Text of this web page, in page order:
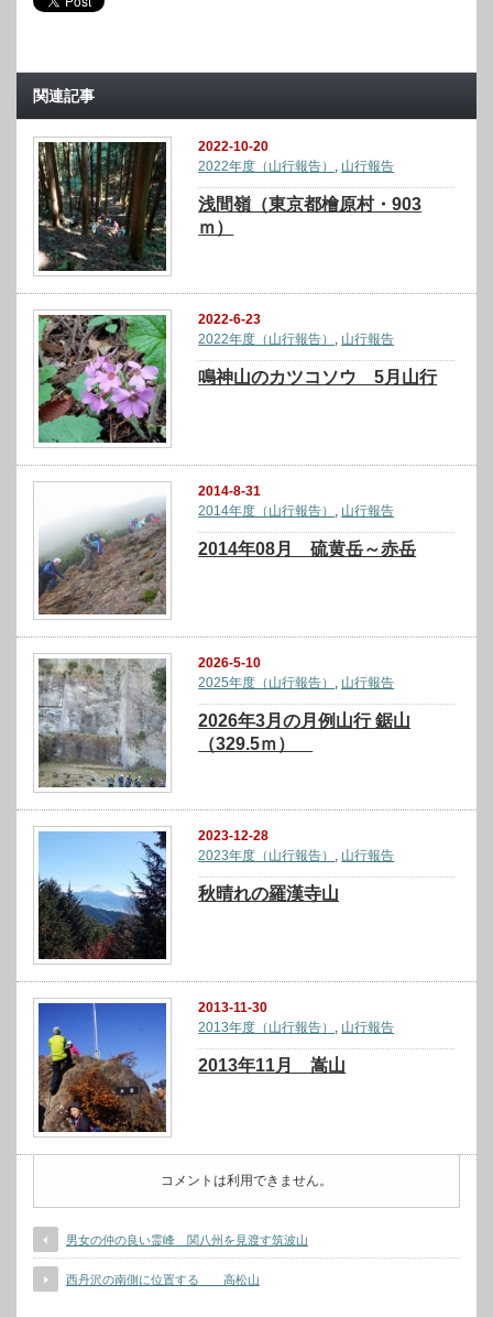
関連記事
2022-10-20
2022年度（山行報告） , 山行報告
浅間嶺（東京都檜原村・903
ｍ）
2022-6-23
2022年度（山行報告）
山行報告
鳴神山のカツコソウ 5月山行
2014-8-31
2014年度（山行報告） , 山行報告
2014年08月 硫黄岳～赤岳
2026-5-10
2025年度（山行報告） , 山行報告
2026年3月の月例山行 鋸山
（329.5ｍ）
2023-12-28
2023年度（山行報告）
山行報告
秋晴れの羅漢寺山
2013-11-30
2013年度（山行報告） , 山行報告
2013年11月 嵩山
コメントは利用できません。
男女の仲の良い霊峰 関八州を見渡す筑波山
西丹沢の南側に位置する 高松山